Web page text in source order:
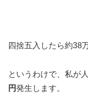
四捨五入したら約38
というわけで、私が
円発生します。